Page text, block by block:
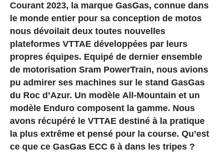
Courant 2023, la marque GasGas, connue dans
le monde entier pour sa conception de motos
nous dévoilait deux toutes nouvelles
plateformes VTTAE développées par leurs
propres équipes. Equipé de dernier ensemble
de motorisation Sram PowerTrain, nous avions
pu admirer ses machines sur le stand GasGas
du Roc d’Azur. Un modèle All-Mountain et un
modèle Enduro composent la gamme. Nous
avons récupéré le VTTAE destiné à la pratique
la plus extrême et pensé pour la course. Qu’est
ce que ce GasGas ECC 6 à dans les tripes ?